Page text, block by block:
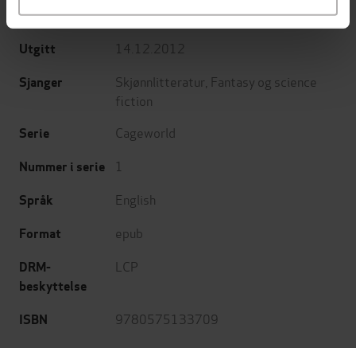
Forlag Gateway
Utgitt 14.12.2012
Sjanger Skjønnlitteratur Fantasy og science
fiction
Serie Cageworld
Nummer i serie 1
Språk English
Format epub
DRM-
beskyttelse
LCP
ISBN 9780575133709